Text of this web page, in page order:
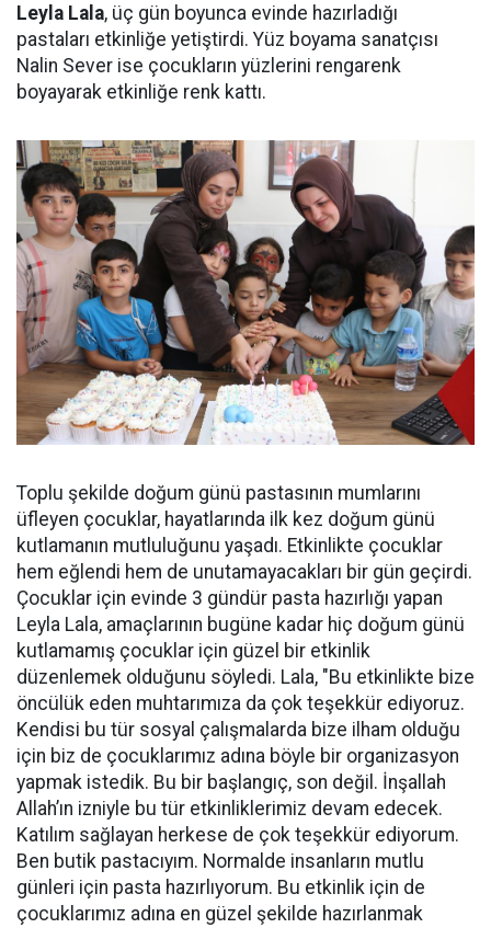
Leyla Lala, üç gün boyunca evinde hazırladığı
pastaları etkinliğe yetiştirdi. Yüz boyama sanatçısı
Nalin Sever ise çocukların yüzlerini rengarenk
boyayarak etkinliğe renk kattı.
Toplu şekilde doğum günü pastasının mumlarını
üfleyen çocuklar, hayatlarında ilk kez doğum günü
kutlamanın mutluluğunu yaşadı. Etkinlikte çocuklar
hem eğlendi hem de unutamayacakları bir gün geçirdi.
Çocuklar için evinde 3 gündür pasta hazırlığı yapan
Leyla Lala, amaçlarının bugüne kadar hiç doğum günü
kutlamamış çocuklar için güzel bir etkinlik
düzenlemek olduğunu söyledi. Lala, "Bu etkinlikte bize
öncülük eden muhtarımıza da çok teşekkür ediyoruz.
Kendisi bu tür sosyal çalışmalarda bize ilham olduğu
için biz de çocuklarımız adına böyle bir organizasyon
yapmak istedik. Bu bir başlangıç, son değil. İnşallah
Allah’ın izniyle bu tür etkinliklerimiz devam edecek.
Katılım sağlayan herkese de çok teşekkür ediyorum.
Ben butik pastacıyım. Normalde insanların mutlu
günleri için pasta hazırlıyorum. Bu etkinlik için de
çocuklarımız adına en güzel şekilde hazırlanmak